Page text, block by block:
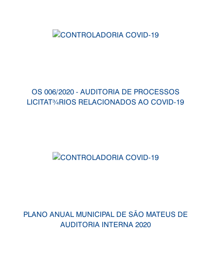
OS 006/2020 - AUDITORIA DE PROCESSOS
LICITAT¾RIOS RELACIONADOS AO COVID-19
PLANO ANUAL MUNICIPAL DE SÃO MATEUS DE
AUDITORIA INTERNA 2020